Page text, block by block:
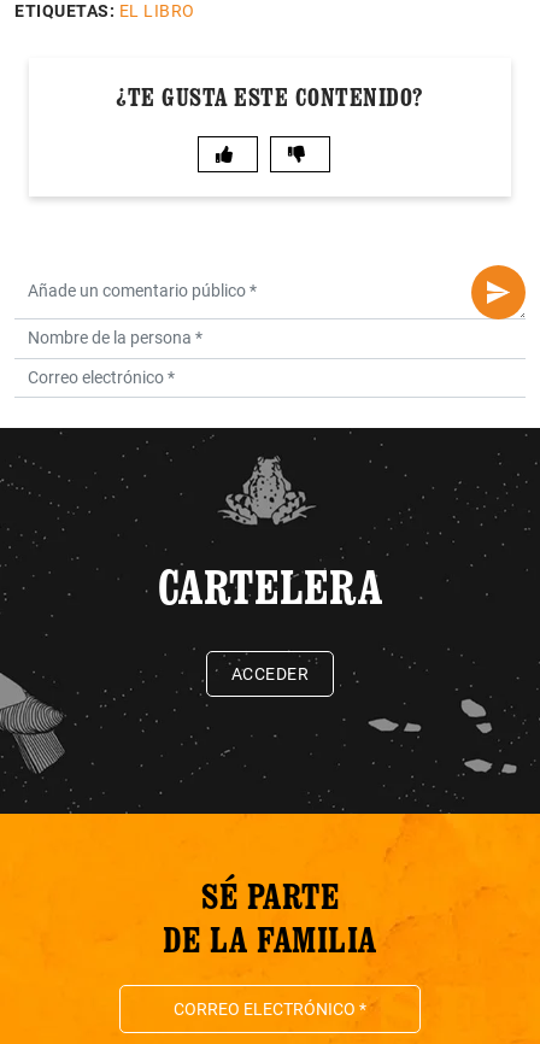
ETIQUETAS: EL LIBRO
¿TE GUSTA ESTE CONTENIDO?
CARTELERA
ACCEDER
SÉ PARTE
DE LA FAMILIA